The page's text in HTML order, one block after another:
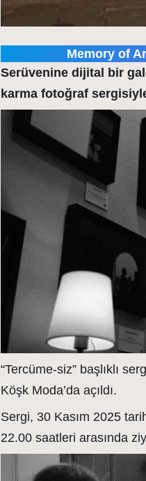
Memory of
Serüvenine dijital bir
karma fotoğraf
“Tercüme-siz” başlıklı
Köşk Moda’da açıldı.
Sergi, 30 Kasım 2025
22.00 saatleri arasında